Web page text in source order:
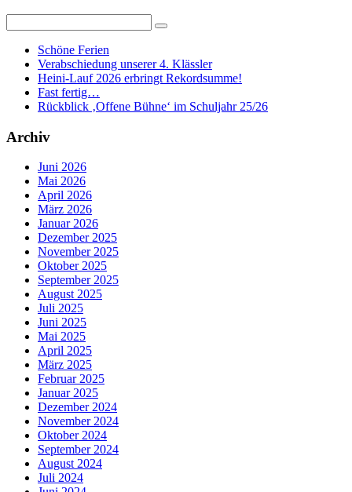
Schöne Ferien
Verabschiedung unserer 4. Klässler
Heini-Lauf 2026 erbringt Rekordsumme!
Fast fertig…
Rückblick ‚Offene Bühne‘ im Schuljahr 25/26
Archiv
Juni 2026
Mai 2026
April 2026
März 2026
Januar 2026
Dezember 2025
November 2025
Oktober 2025
September 2025
August 2025
Juli 2025
Juni 2025
Mai 2025
April 2025
März 2025
Februar 2025
Januar 2025
Dezember 2024
November 2024
Oktober 2024
September 2024
August 2024
Juli 2024